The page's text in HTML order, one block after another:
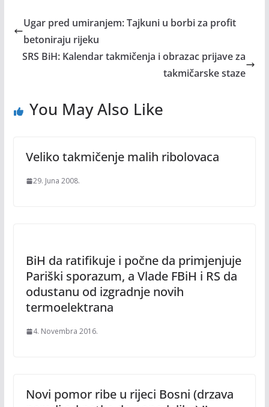
Ugar pred umiranjem: Tajkuni u borbi za profit
betoniraju rijeku
SRS BiH: Kalendar takmičenja i obrazac prijave za
takmičarske staze
You May Also Like
Veliko takmičenje malih ribolovaca
29. Juna 2008.
BiH da ratifikuje i počne da primjenjuje
Pariški sporazum, a Vlade FBiH i RS da
odustanu od izgradnje novih
termoelektrana
4. Novembra 2016.
Novi pomor ribe u rijeci Bosni (drzava